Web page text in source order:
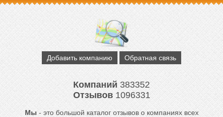
Добавить компанию Обратная связь
Компаний383352
Отзывов1096331
Мы- это большой каталог отзывов о компаниях всех